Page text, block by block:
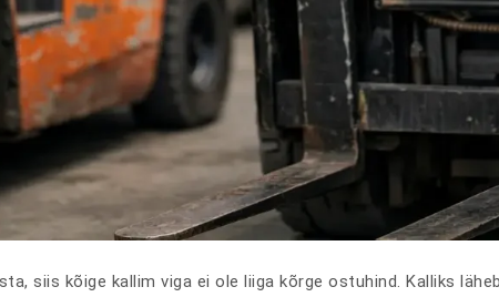
siis kõige kallim viga ei ole liiga kõrge ostuhind. Kalliks